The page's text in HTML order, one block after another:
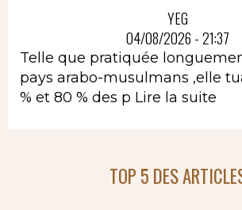
YEG
04/08/2026 - 21:37
Telle que pratiquée
pays arabo-musulmans ,elle
% et 80 % des p Lire la suite
TOP 5 DES